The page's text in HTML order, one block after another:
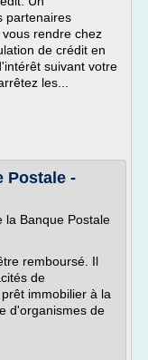
partenaires
rendre chez
de crédit en
suivant votre
les...
Postale -
la Banque Postale
remboursé. Il
de
immobilier à la
d'organismes de